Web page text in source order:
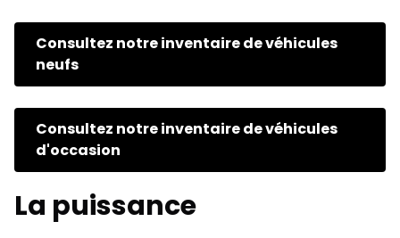
Consultez notre inventaire de véhicules
neufs
Consultez notre inventaire de véhicules
d'occasion
La puissance